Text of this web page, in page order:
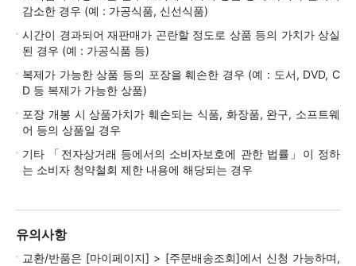
감소한 경우 (예 : 가공식품, 신선식품)
시간이 경과되어 재판매가 곤란할 정도로 상품 등의 가치가 상실
된 경우 (예 : 가공식품 등)
복제가 가능한 상품 등의 포장을 훼손한 경우 (예 : 도서, DVD, C
D 등 복제가 가능한 상품)
포장 개봉 시 상품가치가 훼손되는 식품, 화장품, 완구, 소프트웨
어 등의 상품일 경우
기타 「전자상거래 등에서의 소비자보호에 관한 법률」이 정하
는 소비자 청약철회 제한 내용에 해당되는 경우
유의사항
교환/반품은 [마이페이지] > [주문배송조회]에서 신청 가능하며,